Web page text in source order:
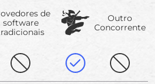
de
software
Outro
Concorrente